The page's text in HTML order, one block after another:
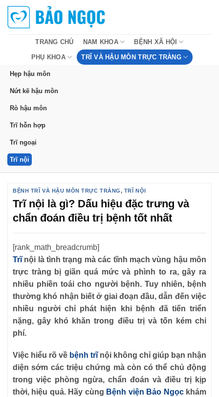
Bỏ
qua
nội
TRANG CHỦ NAM KHOA BỆNH XÃ HỘI
PHỤ KHOA TRĨ VÀ HẬU MÔN TRỰC TRÀNG
Hẹp hậu môn
Nứt kẽ hậu môn
Rò hậu môn
Trĩ hỗn hợp
Trĩ ngoại
Trĩ nội
BỆNH TRĨ VÀ HẬU MÔN TRỰC TRÀNG, TRĨ NỘI
Trĩ nội là gì? Dấu hiệu đặc trưng và
chẩn đoán điều trị bệnh tốt nhất
[rank_math_breadcrumb]
Trĩnội là tình trạng mà các tĩnh mạch vùng hậu môn
trực tràng bị giãn quá mức và phình to ra, gây ra
nhiều phiền toái cho người bệnh. Tuy nhiên, bệnh
thường khó nhận biết ở giai đoạn đầu, dẫn đến việc
nhiều người chỉ phát hiện khi bệnh đã tiến triển
nặng, gây khó khăn trong điều trị và tốn kém chi
phí.
Việc hiểu rõ về bệnh trĩnội không chỉ giúp bạn nhận
diện sớm các triệu chứng mà còn có thể chủ động
trong việc phòng ngừa, chẩn đoán và điều trị kịp
thời, hiệu quả. Hãy cùng Bệnh viện Bảo Ngọckhám